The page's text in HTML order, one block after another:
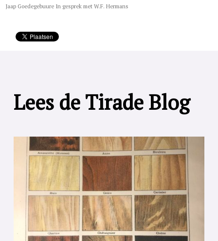
Jaap Goedegebuure In gesprek met W.F. Hermans
Lees de Tirade Blog